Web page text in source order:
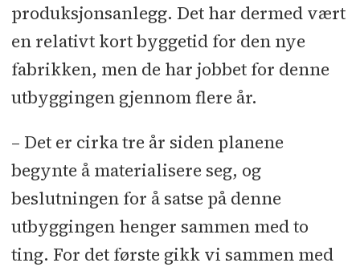
produksjonsanlegg. Det har dermed vært
en relativt kort byggetid for den nye
fabrikken, men de har jobbet for denne
utbyggingen gjennom flere år.
– Det er cirka tre år siden planene
begynte å materialisere seg, og
beslutningen for å satse på denne
utbyggingen henger sammen med to
ting. For det første gikk vi sammen med